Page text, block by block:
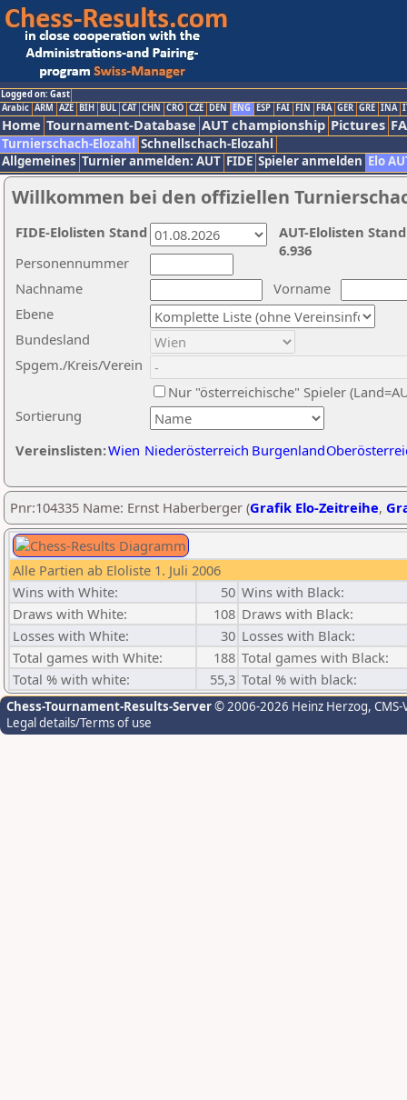
Logged on: Gast
Arabic ARM AZE BIH BUL CAT CHN CRO CZE DEN ENG ESP FAI FIN FRA GER GRE INA
Home Tournament-Database AUT championship Pictures
Turnierschach-Elozahl Schnellschach-Elozahl
Allgemeines Turnier anmelden: AUT FIDE Spieler anmelden Elo
Willkommen bei den offiziellen
Nachname
Vorname
Ebene
Sortierung
Personennummer
Bundesland
Spgem./Kreis/Verein
Nur "österreichische" Spieler
Vereinslisten:Wien Niederösterreich Burgenland
AUT-Elolisten
6.936
FIDE-Elolisten Stand
Pnr:104335 Name: Ernst Haberberger (Grafik Elo-Zeitreihe,
Alle Partien ab Eloliste 1. Juli 2006
Wins with White:
50 Wins with Black:
Draws with White:
108 Draws with Black:
Losses with White:
30 Losses with Black:
Total games with White:
188 Total games with Black:
Total % with white:
55,3 Total % with black:
Chess-Tournament-Results-Server© 2006-2026 Heinz Herzog,
Legal details/Terms of use